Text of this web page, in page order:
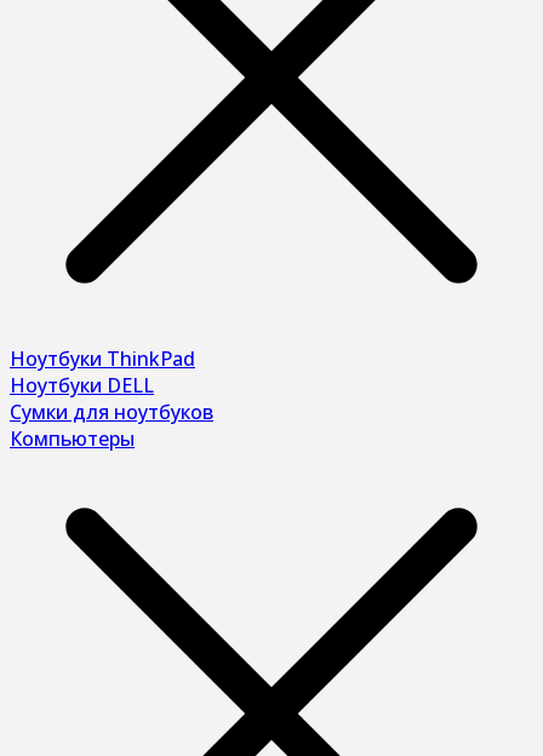
Ноутбуки ThinkPad
Ноутбуки DELL
Сумки для ноутбуков
Компьютеры